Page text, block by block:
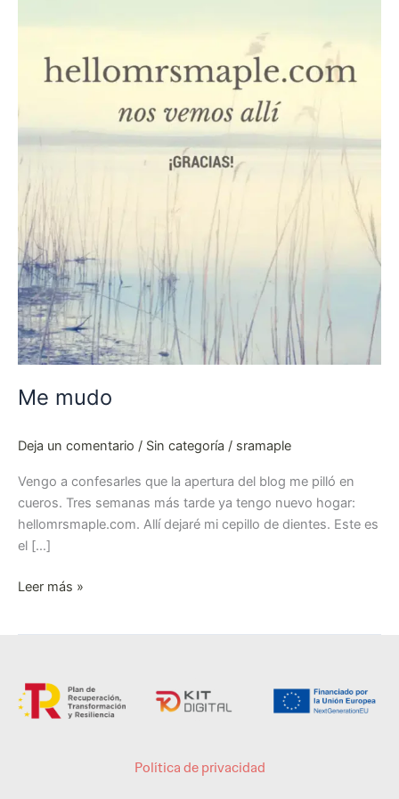
Me mudo
Deja un comentario / Sin categoría / sramaple
Vengo a confesarles que la apertura del blog me pilló en
cueros. Tres semanas más tarde ya tengo nuevo hogar:
hellomrsmaple.com. Allí dejaré mi cepillo de dientes. Este es
el […]
Leer más »
Política de privacidad